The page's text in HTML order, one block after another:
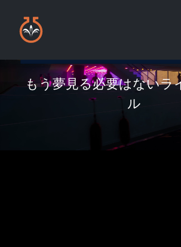
もう夢見る必要はないラ
ル